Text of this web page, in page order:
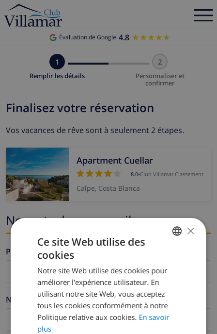
Évaluation de Google 4.8 ★★★★★
★★★★★
1
Remplir les détails
2
Personnaliser et
confirmer
Finalisez votre réservation
Vos vacances de rêve sont à seulement 2 étapes.
Apartment Cuellar
8.0•Club Villamar Classement
Calpe, Costa Blanca
Nom et adresse e-mail
Prénom *
Nom de famille *
DUTCH
SPANISH
GERMAN
×
Ce site Web utilise des
cookies
Notre site Web utilise des cookies pour
améliorer l'expérience utilisateur. En
utilisant notre site Web, vous acceptez
tous les cookies conformément à notre
Politique relative aux cookies. En savoir
plus